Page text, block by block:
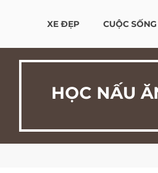
XE ĐẸP CUỘC SỐNG
HỌC NẤU